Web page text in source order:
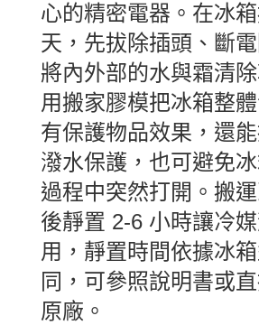
心的精密電器。在冰
天，先拔除插頭、斷電
將內外部的水與霜清
用搬家膠模把冰箱整
有保護物品效果，還
潑水保護，也可避免
過程中突然打開。搬
後靜置 2-6 小時讓冷
用，靜置時間依據冰
同，可參照說明書或
原廠。